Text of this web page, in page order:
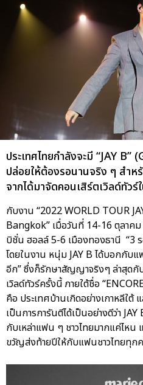
ประเทศไทยกำลังจะมี “JAY B”
ปล่อยให้ต้องรอนานจริง ๆ สำห
จากได้มาจัดคอนเสิร์ตเวิลด์ทัวร์
กับงาน “2022 WORLD TOUR
Bangkok” เมื่อวันที่ 14-16 ตุลา
บิชั่น ฮอลล์ 5-6 เมืองทองธานี “3
โดยในงาน หนุ่ม JAY B ได้บอกกับแ
อีก” ซึ่งก็รักษาสัญญาจริงๆ ล่าสุดกั
เวิลด์ทัวร์ครั้งนี้ ภายใต้ชื่อ
คือ ประเทศบ้านเกิดอย่างเกาหลีใต้
เป็นการการันตีได้เป็นอย่างดีว่า
กับเหล่าแฟน ๆ ชาวไทยมากแค่ไหน
ขวัญส่งท้ายปีให้กับแฟนชาวไทยทุก